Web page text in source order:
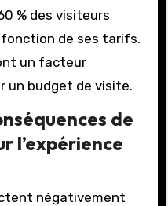
% des visiteurs
de ses tarifs.
un facteur
un budget de visite.
de
l’expérience
négativement